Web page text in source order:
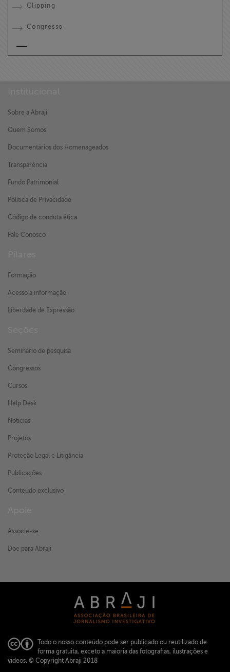
Clipping
Congresso
Sobre a Abraji
Quem Somos
Documentários dos Homenageados
Transparência
Fundo Patrimonial
Política de Privacidade
Código de conduta ética
Fale Conosco
Formação
Acesso à informação
Liberdade de Expressão
Seminário de pesquisa
Congressos
Cursos
Help Desk
Notícias
Projetos
Proteção Legal e Litigância
Publicações
Conteúdo exclusivo
Associe-se
Doe para Abraji
Todo o nosso conteúdo pode ser publicado ou reutilizado de
forma gratuita, exceto a maioria das fotografias, ilustrações e
vídeos. © Copyright Abraji 2018